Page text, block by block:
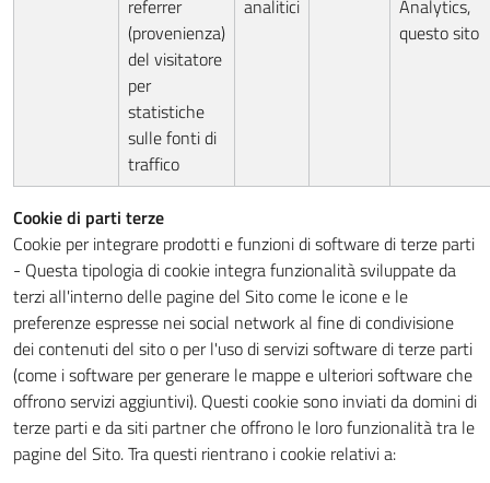
referrer
(provenienza)
del visitatore
per
statistiche
sulle fonti di
traffico
analitici
Analytics,
questo sito
Cookie di parti terze
Cookie per integrare prodotti e funzioni di software di terze parti
- Questa tipologia di cookie integra funzionalità sviluppate da
terzi all'interno delle pagine del Sito come le icone e le
preferenze espresse nei social network al fine di condivisione
dei contenuti del sito o per l'uso di servizi software di terze parti
(come i software per generare le mappe e ulteriori software che
offrono servizi aggiuntivi). Questi cookie sono inviati da domini di
terze parti e da siti partner che offrono le loro funzionalità tra le
pagine del Sito. Tra questi rientrano i cookie relativi a: